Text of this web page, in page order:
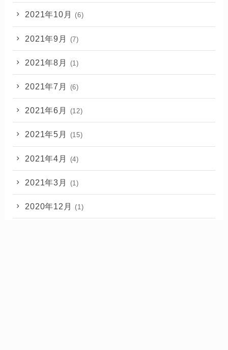
2021年10月 (6)
2021年9月 (7)
2021年8月 (1)
2021年7月 (6)
2021年6月 (12)
2021年5月 (15)
2021年4月 (4)
2021年3月 (1)
2020年12月 (1)